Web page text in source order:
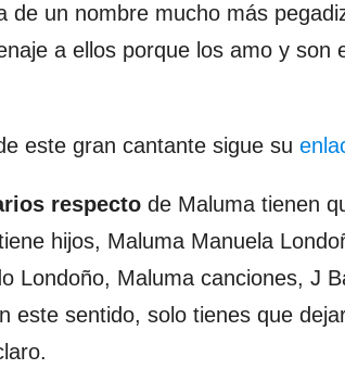
un nombre mucho más
a ellos porque los amo y son
este gran cantante sigue su
respecto de Maluma tienen
hijos, Maluma Manuela
Londoño, Maluma canciones, J
este sentido, solo tienes que